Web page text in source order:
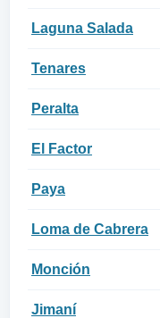
Laguna Salada
Tenares
Peralta
El Factor
Paya
Loma de Cabrera
Monción
Jimaní